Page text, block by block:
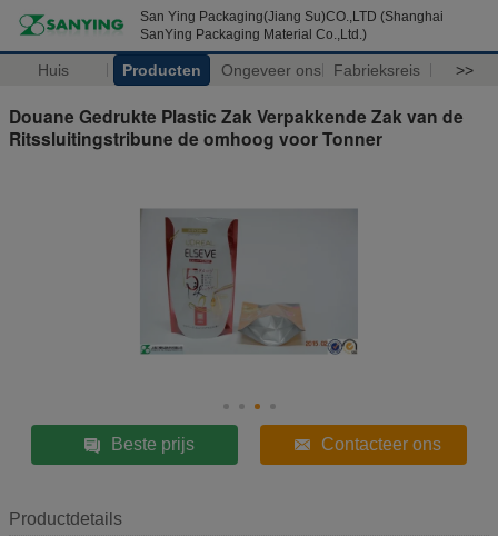
San Ying Packaging(Jiang Su)CO.,LTD (Shanghai
SanYing Packaging Material Co.,Ltd.)
Huis Producten Ongeveer ons Fabrieksreis >>
Douane Gedrukte Plastic Zak Verpakkende Zak van de
Ritssluitingstribune de omhoog voor Tonner
Beste prijs Contacteer ons
Productdetails